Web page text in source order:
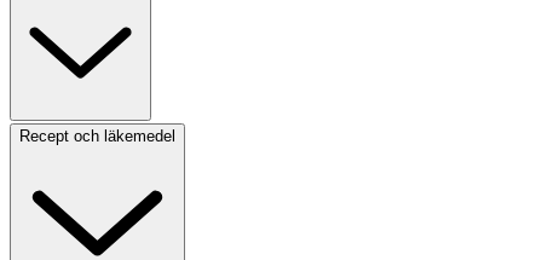
Recept och läkemedel